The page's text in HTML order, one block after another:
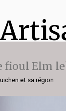
fioul Elm
et sa région